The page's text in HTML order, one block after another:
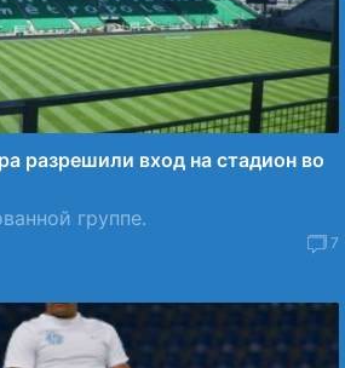
разрешили вход на стадион во
группе.
7